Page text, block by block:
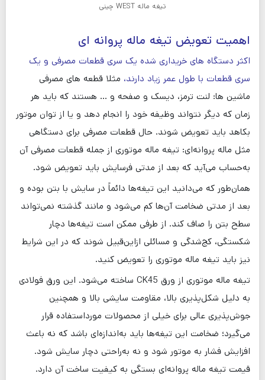
تیغه ماله WEST چینی
اهمیت تعویض تیغه ماله پروانه ای
اکثر دستگاه های خریداری شده یک سری قطعات مصرفی و یک
سری قطعات با طول عمر زیاد دارند، مثلا قطعه های مصرفی
ماشین ها: لنت ترمز، دیسک و صفحه و … هستند که باید هر
زمان که دیگر نتواند وظیفه خود را انجام دهد و یا از توان موتور
بکاهد باید تعویض شوند. حال قطعات مصرفی برای دستگاهی
مثل ماله پروانه‌ای: تیغه ماله موتوری از جمله قطعات مصرفی آن
به‌حساب می‌آید که بعد از مدتی فرسایش باید تعویض شود.
همان‌طور که می‌دانید این تیغه‌ها دائماً در سایش با بتن بوده و
بعد از مدتی ضخامت آن‌ها کم می‌شود و مانند گذشته نمی‌تواند
سطح بتن را صاف کند. از طرفی ممکن است تیغه‌ها دچار
شکستگی، کج‌شدگی و مسائلی ازاین‌قبیل شوند که در این شرایط
نیز باید تیغه ماله موتوری را تعویض کنید.
تیغه ماله موتوری از ورق CK45 ساخته می‌شود. این ورق فولادی
به دلیل شکل‌پذیری بالا، مقاومت سایشی بالا و همچنین
جوش‌پذیری عالی برای خیلی از محصولات مورداستفاده قرار
می‌گیرد؛ ضخامت این تیغه‌ها باید به‌اندازه‌ای باشد که نه باعث
افزایش فشار به موتور شود و نه به‌راحتی دچار سایش شود.
قیمت تیغه ماله پروانه‌ای بستگی به کیفیت ساخت آن دارد.